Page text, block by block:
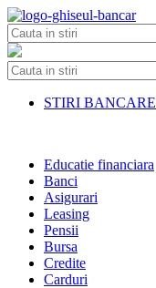
Skip
to
content
STIRI BANCARE
Educatie financiara
Banci
Asigurari
Leasing
Pensii
Bursa
Credite
Carduri